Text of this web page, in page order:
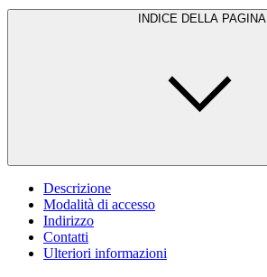
INDICE DELLA PAGINA
Descrizione
Modalità di accesso
Indirizzo
Contatti
Ulteriori informazioni